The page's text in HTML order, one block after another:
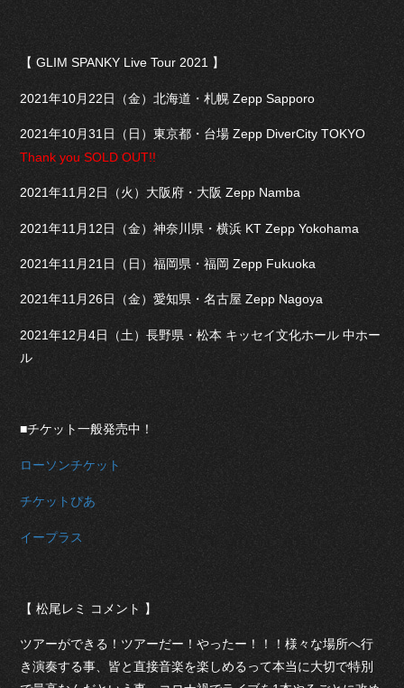
【 GLIM SPANKY Live Tour 2021 】
2021年10月22日（金）北海道・札幌 Zepp Sapporo
2021年10月31日（日）東京都・台場 Zepp DiverCity TOKYO
Thank you SOLD OUT!!
2021年11月2日（火）大阪府・大阪 Zepp Namba
2021年11月12日（金）神奈川県・横浜 KT Zepp Yokohama
2021年11月21日（日）福岡県・福岡 Zepp Fukuoka
2021年11月26日（金）愛知県・名古屋 Zepp Nagoya
2021年12月4日（土）長野県・松本 キッセイ文化ホール 中ホー
ル
■チケット一般発売中！
ローソンチケット
チケットぴあ
イープラス
【 松尾レミ コメント 】
ツアーができる！ツアーだー！やったー！！！様々な場所へ行
き演奏する事、皆と直接音楽を楽しめるって本当に大切で特別